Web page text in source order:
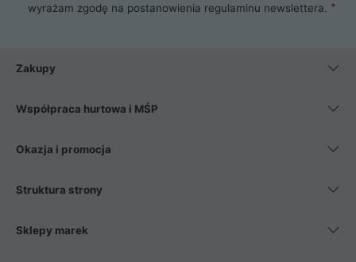
wyrażam zgodę na postanowienia regulaminu newslettera.
Zakupy
Współpraca hurtowa i MŚP
Okazja i promocja
Struktura strony
Sklepy marek